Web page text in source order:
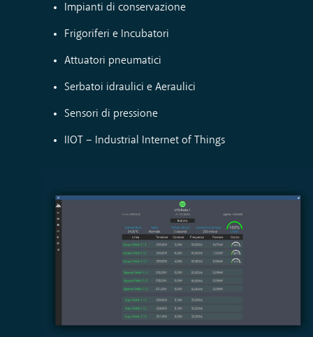
Impianti di conservazione
Frigoriferi e Incubatori
Attuatori pneumatici
Serbatoi idraulici e Aeraulici
Sensori di pressione
IIOT – Industrial Internet of Things